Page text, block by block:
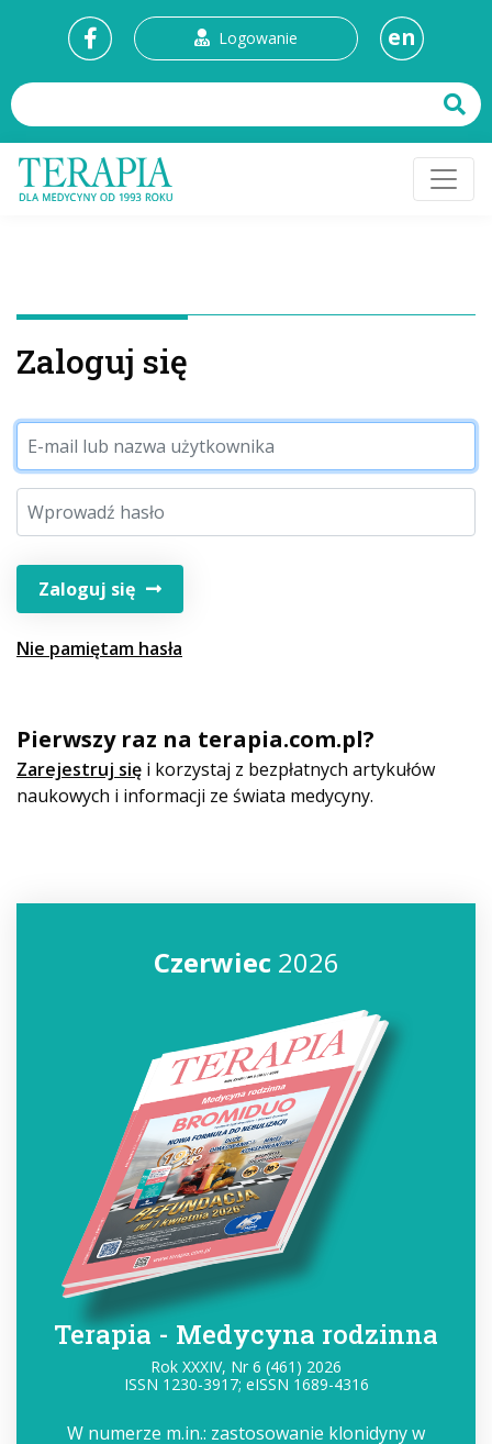
Logowanie en
Zaloguj się
Zaloguj się
Nie pamiętam hasła
Pierwszy raz na terapia.com.pl?
Zarejestruj się i korzystaj z bezpłatnych artykułów
naukowych i informacji ze świata medycyny.
Czerwiec2026
Terapia - Medycyna rodzinna
Rok XXXIV, Nr 6 (461) 2026
ISSN 1230-3917; eISSN 1689-4316
W numerze m.in.: zastosowanie klonidyny w